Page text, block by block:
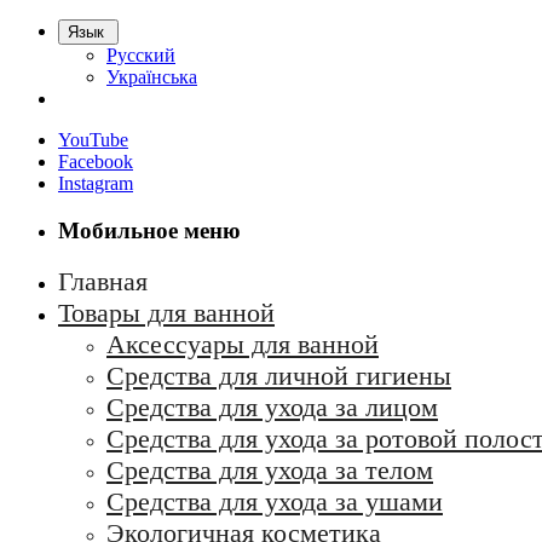
Язык
Русский
Українська
YouTube
Facebook
Instagram
Мобильное меню
Главная
Товары для ванной
Аксессуары для ванной
Средства для личной гигиены
Средства для ухода за лицом
Средства для ухода за ротовой
Средства для ухода за телом
Средства для ухода за ушами
Экологичная косметика